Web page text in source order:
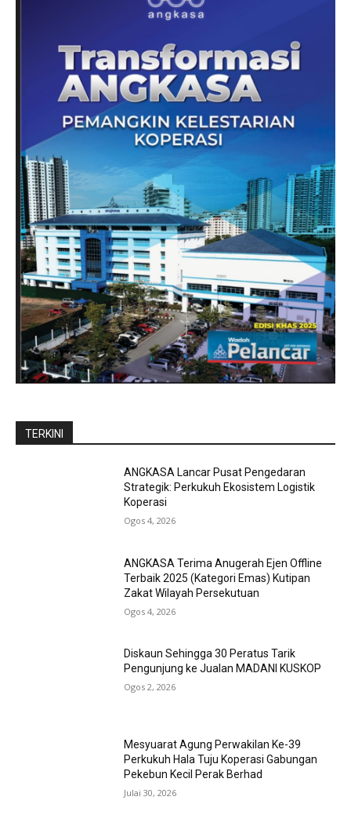
TERKINI
ANGKASA Lancar Pusat Pengedaran
Strategik: Perkukuh Ekosistem Logistik
Koperasi
Ogos 4, 2026
ANGKASA Terima Anugerah Ejen Offline
Terbaik 2025 (Kategori Emas) Kutipan
Zakat Wilayah Persekutuan
Ogos 4, 2026
Diskaun Sehingga 30 Peratus Tarik
Pengunjung ke Jualan MADANI KUSKOP
Ogos 2, 2026
Mesyuarat Agung Perwakilan Ke-39
Perkukuh Hala Tuju Koperasi Gabungan
Pekebun Kecil Perak Berhad
Julai 30, 2026